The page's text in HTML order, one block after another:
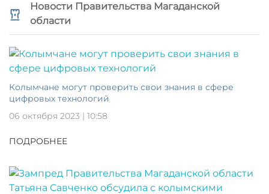
Новости Правительства Магаданской
области
Колымчане могут проверить свои знания в сфере
цифровых технологий
06 октября 2023 | 10:58
ПОДРОБНЕЕ